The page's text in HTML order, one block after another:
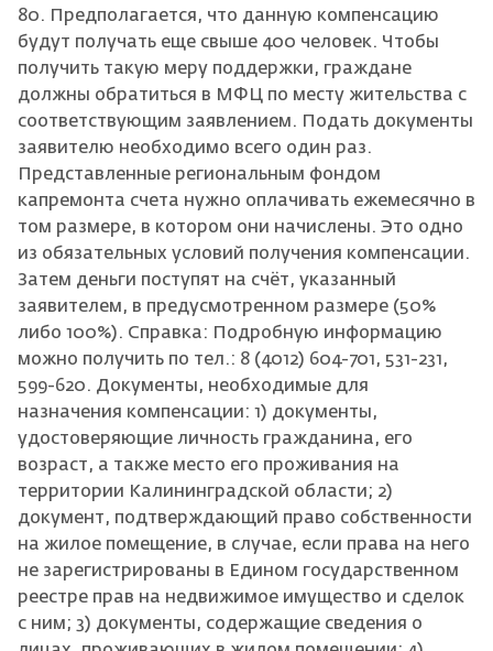
80. Предполагается, что данную компенсацию
будут получать еще свыше 400 человек. Чтобы
получить такую меру поддержки, граждане
должны обратиться в МФЦ по месту жительства с
соответствующим заявлением. Подать документы
заявителю необходимо всего один раз.
Представленные региональным фондом
капремонта счета нужно оплачивать ежемесячно в
том размере, в котором они начислены. Это одно
из обязательных условий получения компенсации.
Затем деньги поступят на счёт, указанный
заявителем, в предусмотренном размере (50%
либо 100%). Справка: Подробную информацию
можно получить по тел.: 8 (4012) 604-701, 531-231,
599-620. Документы, необходимые для
назначения компенсации: 1) документы,
удостоверяющие личность гражданина, его
возраст, а также место его проживания на
территории Калининградской области; 2)
документ, подтверждающий право собственности
на жилое помещение, в случае, если права на него
не зарегистрированы в Едином государственном
реестре прав на недвижимое имущество и сделок
с ним; 3) документы, содержащие сведения о